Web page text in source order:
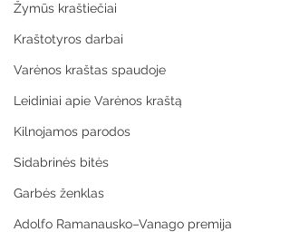
Žymūs kraštiečiai
Kraštotyros darbai
Varėnos kraštas spaudoje
Leidiniai apie Varėnos kraštą
Kilnojamos parodos
Sidabrinės bitės
Garbės ženklas
Adolfo Ramanausko–Vanago premija